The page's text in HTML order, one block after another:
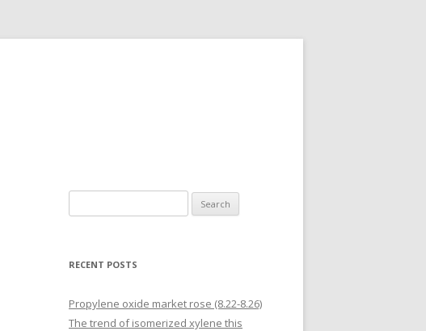
RECENT POSTS
Propylene oxide market rose (8.22-8.26)
The trend of isomerized xylene this